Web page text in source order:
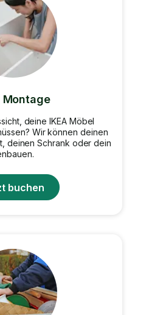
Montage
deine IKEA Möbel
Wir können deinen
deinen Schrank oder dein
buchen